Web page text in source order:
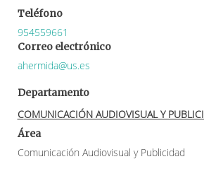
Teléfono
954559661
Correo electrónico
ahermida@us.es
Departamento
COMUNICACIÓN AUDIOVISUAL Y
Área
Comunicación Audiovisual y Publicidad